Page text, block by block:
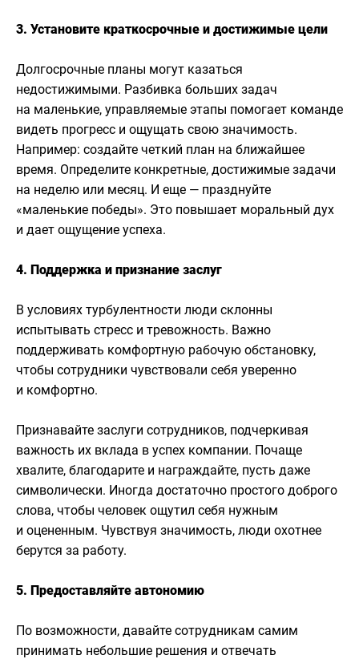
3. Установите краткосрочные и достижимые цели
Долгосрочные планы могут казаться
недостижимыми. Разбивка больших задач
на маленькие, управляемые этапы помогает команде
видеть прогресс и ощущать свою значимость.
Например: создайте четкий план на ближайшее
время. Определите конкретные, достижимые задачи
на неделю или месяц. И еще — празднуйте
«маленькие победы». Это повышает моральный дух
и дает ощущение успеха.
4. Поддержка и признание заслуг
В условиях турбулентности люди склонны
испытывать стресс и тревожность. Важно
поддерживать комфортную рабочую обстановку,
чтобы сотрудники чувствовали себя уверенно
и комфортно.
Признавайте заслуги сотрудников, подчеркивая
важность их вклада в успех компании. Почаще
хвалите, благодарите и награждайте, пусть даже
символически. Иногда достаточно простого доброго
слова, чтобы человек ощутил себя нужным
и оцененным. Чувствуя значимость, люди охотнее
берутся за работу.
5. Предоставляйте автономию
По возможности, давайте сотрудникам самим
принимать небольшие решения и отвечать